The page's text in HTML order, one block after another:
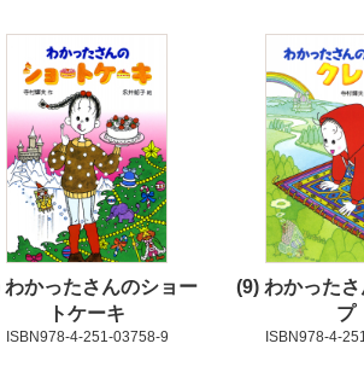
わかったさんのショー
トケーキ
ISBN978-4-251-03758-9
9 わかった
プ
ISBN978-4-